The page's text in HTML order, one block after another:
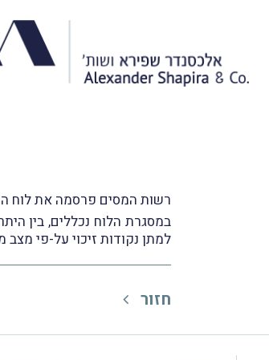
רשות המסים פרסמה את לוח
למתן נקודות זיכוי על-פי מצב
חזור